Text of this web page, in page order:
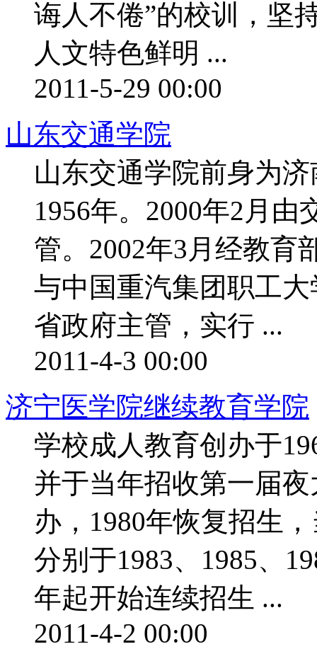
诲人不倦”的校训，坚
人文特色鲜明 ...
2011-5-29 00:00
山东交通学院
山东交通学院前身为
1956年。2000年2月
管。2002年3月经教育
与中国重汽集团职工
省政府主管，实行 ...
2011-4-3 00:00
济宁医学院继续教育学院
学校成人教育创办于
并于当年招收第一届
办，1980年恢复招生
分别于1983、1985、
年起开始连续招生 ...
2011-4-2 00:00